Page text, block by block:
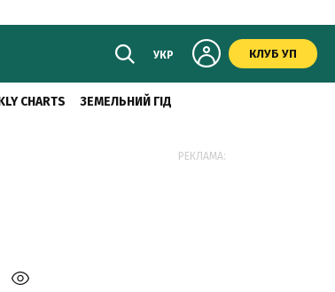
УКР КЛУБ УП
CHARTS ЗЕМЕЛЬНИЙ ГІД
РЕКЛАМА: